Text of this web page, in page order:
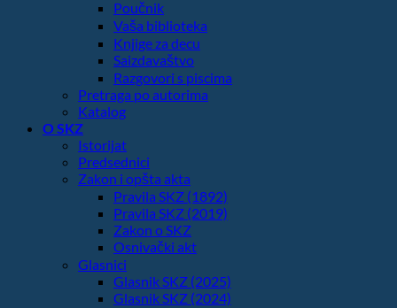
Poučnik
Vaša biblioteka
Knjige za decu
Saizdavaštvo
Razgovori s piscima
Pretraga po autorima
Katalog
O SKZ
Istorijat
Predsednici
Zakon i opšta akta
Pravila SKZ (1892)
Pravila SKZ (2019)
Zakon o SKZ
Osnivački akt
Glasnici
Glasnik SKZ (2025)
Glasnik SKZ (2024)